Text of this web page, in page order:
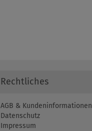
Rechtliches
AGB & Kundeninformationen
Datenschutz
Impressum